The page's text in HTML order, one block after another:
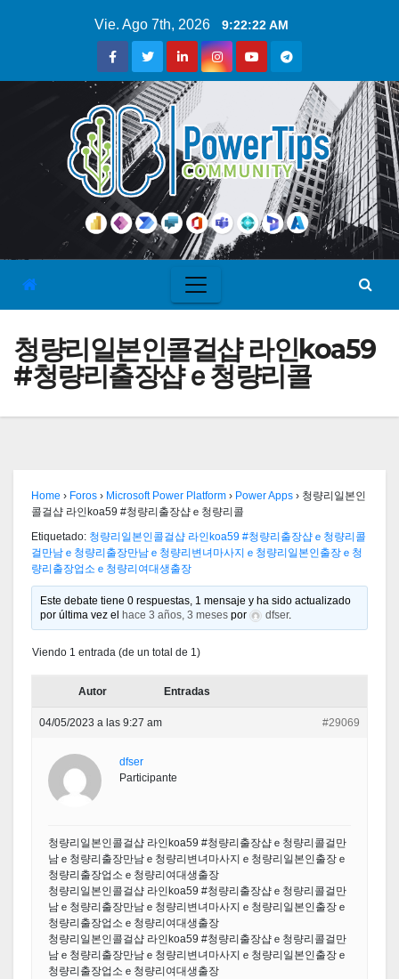
Vie. Ago 7th, 2026 9:22:22 AM
청량리일본인콜걸샵 라인koa59
#청량리출장샵ｅ청량리콜
Home › Foros › Microsoft Power Platform › Power Apps › 청량리일본인
콜걸샵 라인koa59 #청량리출장샵ｅ청량리콜
Etiquetado: 청량리일본인콜걸샵 라인koa59 #청량리출장샵ｅ청량리콜
걸만남ｅ청량리출장만남ｅ청량리변녀마사지ｅ청량리일본인출장ｅ청
량리출장업소ｅ청량리여대생출장
Este debate tiene 0 respuestas, 1 mensaje y ha sido actualizado
por última vez el
hace 3 años, 3 meses por dfser.
Viendo 1 entrada (de un total de 1)
Autor Entradas
04/05/2023 a las 9:27 am #29069
dfser
Participante
청량리일본인콜걸샵 라인koa59 #청량리출장샵ｅ청량리콜걸만
남ｅ청량리출장만남ｅ청량리변녀마사지ｅ청량리일본인출장ｅ
청량리출장업소ｅ청량리여대생출장
청량리일본인콜걸샵 라인koa59 #청량리출장샵ｅ청량리콜걸만
남ｅ청량리출장만남ｅ청량리변녀마사지ｅ청량리일본인출장ｅ
청량리출장업소ｅ청량리여대생출장
청량리일본인콜걸샵 라인koa59 #청량리출장샵ｅ청량리콜걸만
남ｅ청량리출장만남ｅ청량리변녀마사지ｅ청량리일본인출장ｅ
청량리출장업소ｅ청량리여대생출장